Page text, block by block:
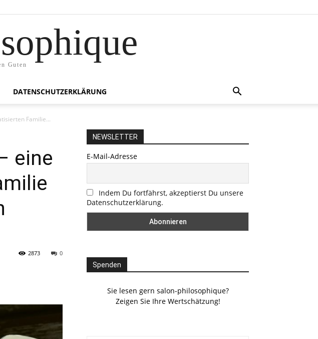
Guten
DATENSCHUTZERKLÄRUNG
Familie...
eine
0
2873
NEWSLETTER
E-Mail-Adresse
Indem Du fortfährst, akzeptierst Du unsere
Datenschutzerklärung.
Spenden
Sie lesen gern salon-philosophique?
Zeigen Sie Ihre Wertschätzung!